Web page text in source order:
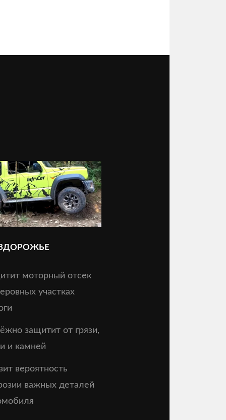
моторный отсек
участках
защитит от грязи,
и камней
вероятность
важных деталей